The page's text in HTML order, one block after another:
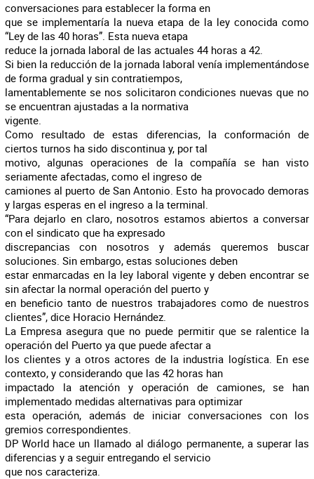
conversaciones para establecer la forma en
que se implementaría la nueva etapa de la ley conocida como
“Ley de las 40 horas”. Esta nueva etapa
reduce la jornada laboral de las actuales 44 horas a 42.
Si bien la reducción de la jornada laboral venía implementándose
de forma gradual y sin contratiempos,
lamentablemente se nos solicitaron condiciones nuevas que no
se encuentran ajustadas a la normativa
vigente.
Como resultado de estas diferencias, la conformación de
ciertos turnos ha sido discontinua y, por tal
motivo, algunas operaciones de la compañía se han visto
seriamente afectadas, como el ingreso de
camiones al puerto de San Antonio. Esto ha provocado demoras
y largas esperas en el ingreso a la terminal.
“Para dejarlo en claro, nosotros estamos abiertos a conversar
con el sindicato que ha expresado
discrepancias con nosotros y además queremos buscar
soluciones. Sin embargo, estas soluciones deben
estar enmarcadas en la ley laboral vigente y deben encontrar se
sin afectar la normal operación del puerto y
en beneficio tanto de nuestros trabajadores como de nuestros
clientes”, dice Horacio Hernández.
La Empresa asegura que no puede permitir que se ralentice la
operación del Puerto ya que puede afectar a
los clientes y a otros actores de la industria logística. En ese
contexto, y considerando que las 42 horas han
impactado la atención y operación de camiones, se han
implementado medidas alternativas para optimizar
esta operación, además de iniciar conversaciones con los
gremios correspondientes.
DP World hace un llamado al diálogo permanente, a superar las
diferencias y a seguir entregando el servicio
que nos caracteriza.